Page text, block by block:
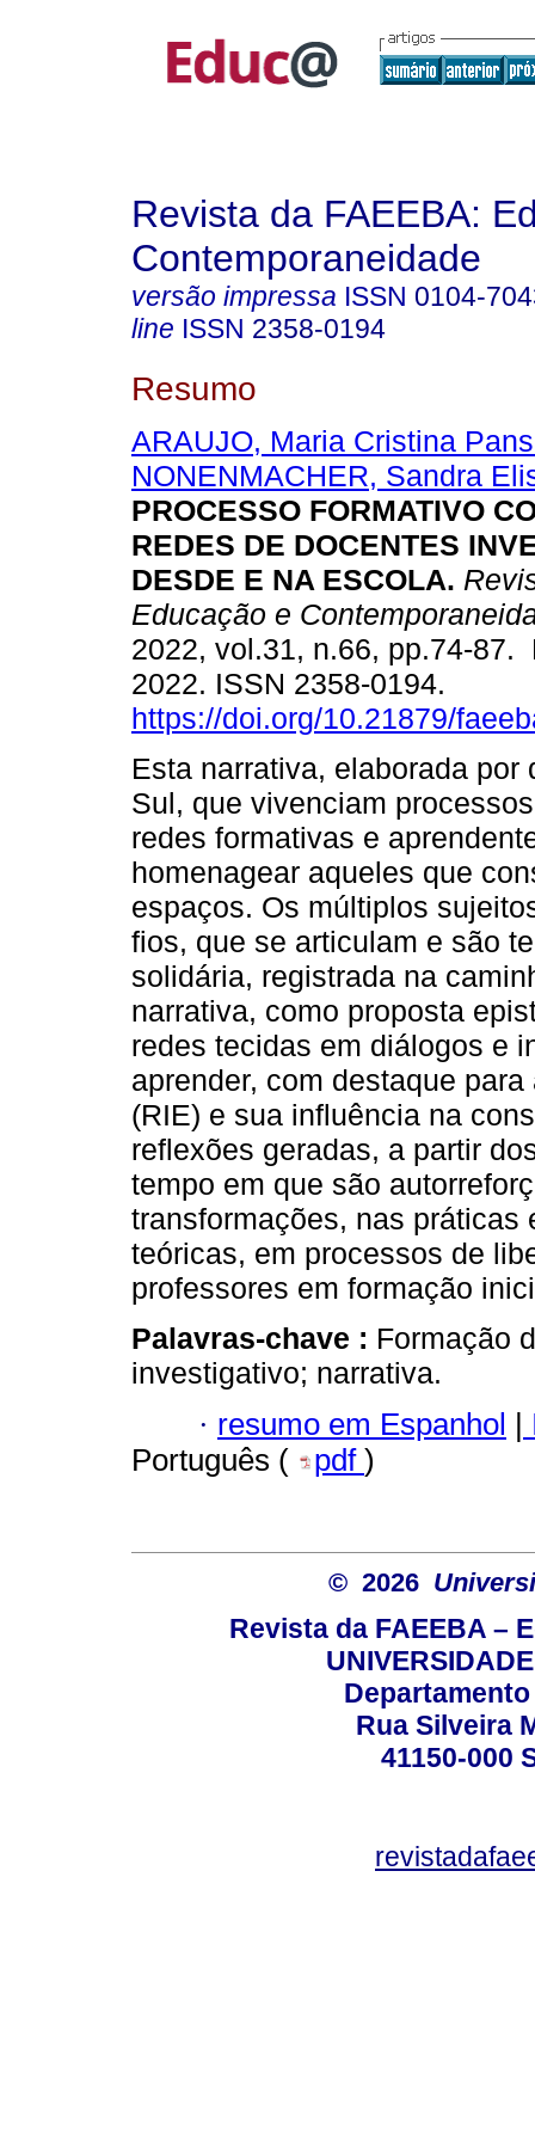
Revista da FAEEBA:
Contemporaneidade
versão impressa ISSN 0104-
line ISSN 2358-0194
Resumo
ARAUJO, Maria Cristina
NONENMACHER, Sandra
PROCESSO FORMATIVO
REDES DE DOCENTES
DESDE E NA ESCOLA.
Educação e
2022, vol.31, n.66, pp.74-87.
2022. ISSN 2358-0194.
https://doi.org/10.21879/
Esta narrativa, elaborada
Sul, que vivenciam
redes formativas e
homenagear aqueles que
espaços. Os múltiplos
fios, que se articulam e são
solidária, registrada na
narrativa, como proposta
redes tecidas em diálogos e
aprender, com destaque
(RIE) e sua influência na
reflexões geradas, a partir
tempo em que são
transformações, nas
teóricas, em processos de
professores em formação
Palavras-chave : Formação
investigativo; narrativa.
· resumo em Espanhol |
Português (
pdf )
© 2026
Revista da FAEEBA –
Rua Silveira
41150-000